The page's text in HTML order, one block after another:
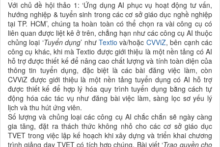
Với chủ đề hội thảo 1: ‘Ứng dụng AI phục vụ hoạt động tư vấn,
hướng nghiệp & tuyển sinh trong các cơ sở giáo dục nghề nghiệp
tại TP. HCM’, chúng ta hoàn toàn có thể chọn ra vài công cụ có
liên quan được liệt kê ở trên, chẳng hạn như các công cụ AI thuộc
chủng loại ‘Tuyển dụng’ nhưTextio và/hoặc CVViZ, bên cạnh các
công cụ khác, khi mà Textio được giới thiệu là một nền tảng có AI
hỗ trợ được thiết kế để nâng cao chất lượng và tính toàn diện của
thông tin tuyển dụng, đặc biệt là các bài đăng việc làm, còn
CVViZ được giới thiệu là một nền tảng tuyển dụng có AI hỗ trợ
được thiết kế để hợp lý hóa quy trình tuyển dụng bằng cách tự
động hóa các tác vụ như đăng bài việc làm, sàng lọc sơ yếu lý
lịch và thu hút ứng viên.
Số lượng và chủng loại các công cụ AI chắc chắn sẽ ngày càng
gia tăng, đặt ra thách thức không nhỏ cho các cơ sở giáo dục
TVET trong việc lập kế hoạch khi xây dựng và triển khai chương
trình giảng dạy TVET có tích hợp chúng. Bài viết ‘Trao quyền cho